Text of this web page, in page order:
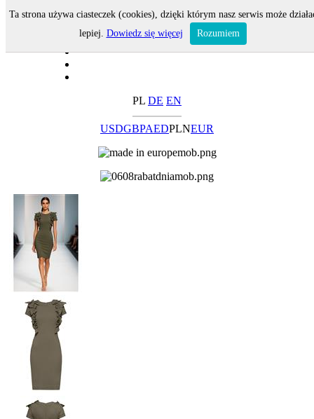
PL DE EN
USDGBPAEDPLNEUR
Ta strona używa ciasteczek (cookies), dzięki którym nasz serwis może
lepiej. Dowiedz się więcej Rozumiem